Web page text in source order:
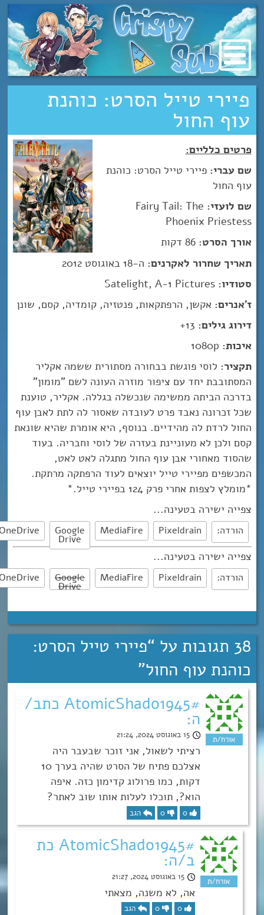
מעבר
לתוכן
פיירי טייל הסרט: כוהנת
עוף החול
פרטים כלליים:
שם עברי: פיירי טייל הסרט: כוהנת
עוף החול
שם לועזי: Fairy Tail: The
Phoenix Priestess
אורך הסרט: 86 דקות
תאריך שחרור לאקרנים: ה-18 באוגוסט 2012
סטודיו: Satelight, A-1 Pictures
ז'אנרים: אקשן, הרפתקאות, פנטזיה, קומדיה, קסם, שונן
דירוג גילים:
איכות:
תקציר: לוסי פוגשת בבחורה מסתורית ששמה אקליר
המסתובבת יחד עם ציפור מוזרה העונה לשם "מומון"
בדרכה הביתה ממשימה שנכשלה בגללה. אקליר, טוענת
שכל זכרונה נאבד פרט לעובדה שאסור לה לתת לאבן עוף
החול לרדת לה מהידיים. בנוסף, היא אומרת שהיא שונאת
קסם ולכן לא מעוניינת בעזרה של לוסי וחבריה. בעוד
שהסוד מאחורי אבן עוף החול מתגלה לאט לאט,
המכשפים מפיירי טייל יוצאים לעוד הרפתקה מרתקת.
*מומלץ לצפות אחרי פרק 124 בפיירי טייל.*
צפייה ישירה בטעינה...
Google
Drive
MediaFire Pixeldrain הורדה:
צפייה ישירה בטעינה...
Google
Drive
MediaFire Pixeldrain הורדה:
38 תגובות על “
פיירי טייל הסרט:
כוהנת עוף החול”
AtomicShado1945# כתב/
ה:
15 באוגוסט 2024, 21:24
רציתי לשאול, אני זוכר שבעבר היה
אצלכם פתיח של הסרט שהיה בערך 10
דקות, כמו פרולוג קדימון כזה. איפה
הוא?, תוכלו לעלות אותו שוב לאתר?
0
0 הגב
AtomicShado1945# כת
ב/ה:
15 באוגוסט 2024, 21:27
אה, לא משנה, מצאתי
0
0 הגב